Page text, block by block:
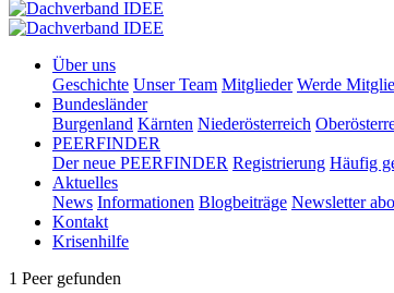
Über uns
Geschichte Unser Team Mitglieder Werde
Bundesländer
Burgenland Kärnten Niederösterreich
PEERFINDER
Der neue PEERFINDER Registrierung Häufig
Aktuelles
News Informationen Blogbeiträge Newsletter
Kontakt
Krisenhilfe
1 Peer gefunden